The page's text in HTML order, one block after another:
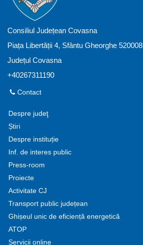
Consiliul Județean Covasna
Piața Libertății 4, Sfântu Gheorghe 520008
Județul Covasna
+40267311190
Contact
Despre judeţ
Știri
Despre instituție
Inf. de interes public
Press-room
Proiecte
Activitate CJ
Transport public județean
Ghișeul unic de eficiență energetică
ATOP
Servicii online